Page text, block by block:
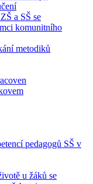
a SŠ se
komunitního
metodiků
pedagogů SŠ v
u žáků se